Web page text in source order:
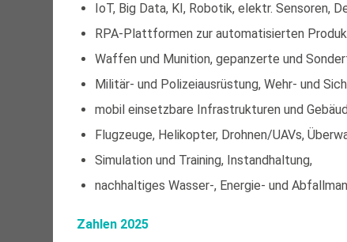
IoT, Big Data, KI, Robotik, elektr. Sensoren,
RPA-Plattformen zur automatisierten
Waffen und Munition, gepanzerte und
Militär- und Polizeiausrüstung, Wehr- und
mobil einsetzbare Infrastrukturen und
Flugzeuge, Helikopter, Drohnen/UAVs,
Simulation und Training, Instandhaltung,
nachhaltiges Wasser-, Energie- und
Zahlen 2025